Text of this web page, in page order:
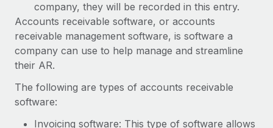
Hoe Phiture 55 werknemers in 19 landen
beheert met Remote
Phiture, een toonaangevende leider in de wereldwijde
mobiele groeiadviessector, zet zich sinds 2016...
Meer informatie
company, they will be recorded in this entry.
Accounts receivable software, or accounts
receivable management software, is software a
company can use to help manage and streamline
their AR.
The following are types of accounts receivable
software:
Invoicing software: This type of software allows